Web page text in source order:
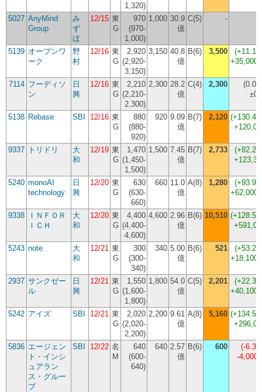
1,320)
5027 AnyMind
Group
み
ず
ほ
12/15 東
G
970
(970-
1,000)
1,000 30.9
億
C(5) -
5139 オープンワ
ーク
野
村
12/16 東
G
2,920
(2,920-
3,150)
3,150 40.8
億
B(6) 3,500 (
+35,000
7114 フーディソ
ン
日
興
12/16 東
G
2,210
(2,210-
2,300)
2,300 28.2
億
C(4) 2,300 (
±0
5138 Rebase SBI 12/16 東
G
880
(880-
920)
920 9.09
億
B(7) 2,120 (
9337
トリドリ
大
和
12/19 東
G
1,470
(1,450-
1,500)
1,500 7.45
億
B(7) 2,733 (
5240 monoAI
technology
日
興
12/20 東
G
630
(630-
660)
660 11.0
億
A(8) 1,280 (
+62,000
9338
ＩＮＦＯＲ
ＩＣＨ
大
和
12/20 東
G
4,400
(4,400-
4,600)
4,600 2.96
億
B(6) 10,510 (
5243 note
大
和
12/21 東
G
300
(300-
340)
340 5.00
億
B(6) 521 (
+18,100
2937 サンクゼー
ル
日
興
12/21 東
G
1,550
(1,600-
1,800)
1,800 54.0
億
C(5) 2,201 (
+40,100
5242 アイズ SBI 12/21 東
G
2,020
(2,020-
2,200)
2,200 9.61
億
A(8) 5,160 (
5836 エージェン
ト・インシ
ュアラン
ス・グルー
プ
SBI 12/22 名
M
640
(600-
640)
640 2.57
億
B(6) 600 (-
-4,000